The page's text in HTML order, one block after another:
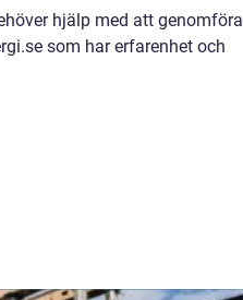
hjälp med att genomföra
som har erfarenhet och